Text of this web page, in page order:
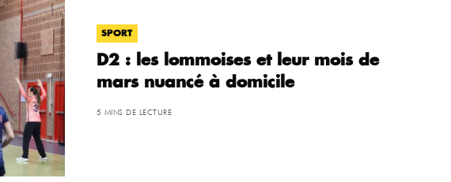
SPORT
D2 : les lommoises et leur mois de
mars nuancé à domicile
5 MINS DE LECTURE